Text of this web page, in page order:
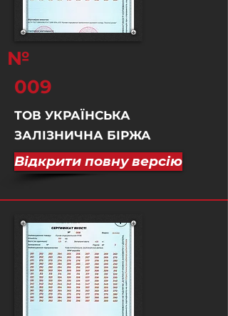
№
009
ТОВ УКРАЇНСЬКА
ЗАЛІЗНИЧНА БІРЖА
Відкрити повну версію